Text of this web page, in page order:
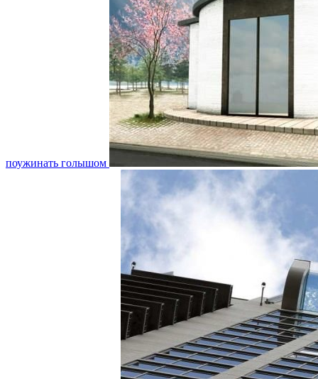
поужинать голышом